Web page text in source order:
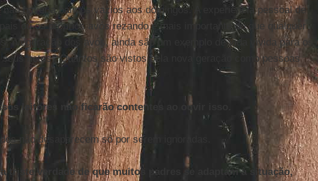
haveria bancos vazios aos domingos. A experiência pessoal de
ou os próprios avós rezando é mais importante do que qualquer
na geração dos avós, ainda são um exemplo de vida vivida para os
seus netos? Quantos são vistos pela nova geração como pessoas
leitores não ficarão contentes ao ouvir isso.
não desaparecem só por serem ignoradas.
triste verdade de que muitos padres se adaptam à situação,